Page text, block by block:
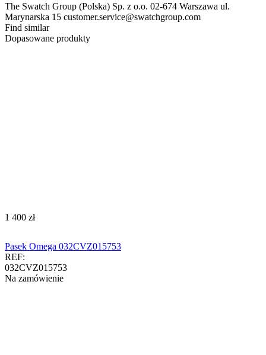
The Swatch Group (Polska) Sp. z o.o. 02-674 Warszawa ul.
Marynarska 15 customer.service@swatchgroup.com
Find similar
Dopasowane produkty
‍1 400‍ zł
Pasek Omega 032CVZ015753
REF:
032CVZ015753
Na zamówienie